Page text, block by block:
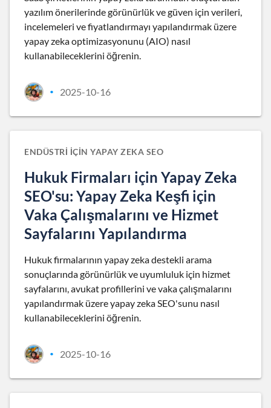
yazılım önerilerinde görünürlük ve güven için verileri,
incelemeleri ve fiyatlandırmayı yapılandırmak üzere
yapay zeka optimizasyonunu (AIO) nasıl
kullanabileceklerini öğrenin.
• 2025-10-16
ENDÜSTRI IÇIN YAPAY ZEKA SEO
Hukuk Firmaları için Yapay Zeka
SEO'su: Yapay Zeka Keşfi için
Vaka Çalışmalarını ve Hizmet
Sayfalarını Yapılandırma
Hukuk firmalarının yapay zeka destekli arama
sonuçlarında görünürlük ve uyumluluk için hizmet
sayfalarını, avukat profillerini ve vaka çalışmalarını
yapılandırmak üzere yapay zeka SEO'sunu nasıl
kullanabileceklerini öğrenin.
• 2025-10-16